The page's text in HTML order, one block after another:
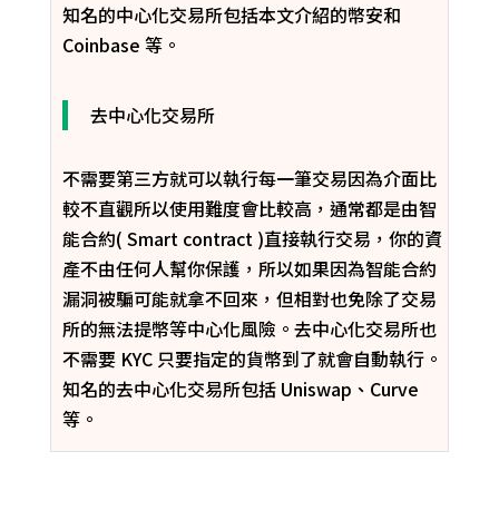
知名的中心化交易所包括本文介紹的幣安和
Coinbase 等。
去中心化交易所
不需要第三方就可以執行每一筆交易因為介面比
較不直觀所以使用難度會比較高，通常都是由智
能合約( Smart contract )直接執行交易，你的資
產不由任何人幫你保護，所以如果因為智能合約
漏洞被騙可能就拿不回來，但相對也免除了交易
所的無法提幣等中心化風險。去中心化交易所也
不需要 KYC 只要指定的貨幣到了就會自動執行。
知名的去中心化交易所包括 Uniswap、Curve
等。